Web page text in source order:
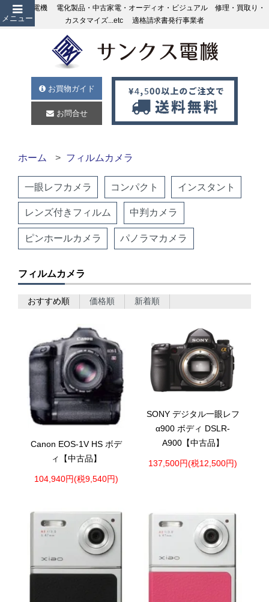
メニュー
サンクス電機 電化製品・中古家電・オーディオ・ビジュアル 修理・買取り・
カスタマイズ...etc 適格請求書発行事業者
お買物ガイド
お問合せ
ホーム フィルムカメラ
一眼レフカメラ コンパクト インスタント
レンズ付きフィルム 中判カメラ
ピンホールカメラ パノラマカメラ
フィルムカメラ
おすすめ順 価格順 新着順
Canon EOS-1V HS ボデ
ィ【中古品】
104,940円(税9,540円)
SONY デジタル一眼レフ
α900 ボディ DSLR-
A900【中古品】
137,500円(税12,500円)